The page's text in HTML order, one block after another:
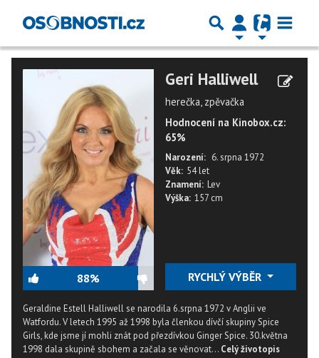
88%
Geri Halliwell
herečka, zpěvačka
Hodnocení na Kinobox.cz:
65%
Narození: 6. srpna 1972
Věk: 54 let
Znamení: Lev
Výška: 157 cm
RYCHLÝ VÝBĚR
Geraldine Estell Halliwell se narodila 6.srpna 1972 v Anglii ve
Watfordu. V letech 1995 až 1998 byla členkou dívčí skupiny Spice
Girls, kde jsme jí mohli znát pod přezdívkou Ginger Spice. 30.května
1998 dala skupině sbohem a začala se věnovat... Celý životopis